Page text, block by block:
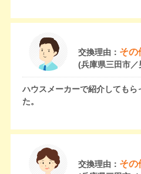
交換理由： その
(兵庫県三田市／
ハウスメーカーで紹介してもら
た。
交換理由： その